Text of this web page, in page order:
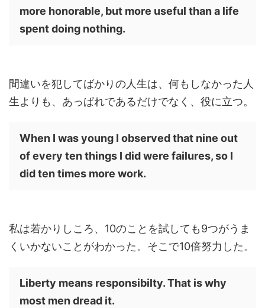
more honorable, but more useful than a life
spent doing nothing.
間違いを犯してばかりの人生は、何もしなかった人
生よりも、あっぱれであるだけでなく、役に立つ。
When I was young I observed that nine out
of every ten things I did were failures, so I
did ten times more work.
私は若かりしころ、10のことを試しても9つがうま
くいかないことがわかった。そこで10倍努力した。
Liberty means responsibilty. That is why
most men dread it.